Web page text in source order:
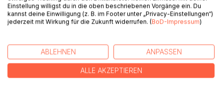
Flüchtlingszüge aus Ostpreußen.
Trotz ständigen Vorrückens der Roten Armee im Rahmen
der am 13. Januar 1945 begonnenen Winteroffensive
Fluchtvorbereitungen getroffen noch die Flucht selbst
angetreten werden. Eine vorsorgliche Evakuierung der
Bevölkerung gab es nicht, sodass die Menschen – mit den
schnell vorstoßenden russischen Einheiten im Nacken –
Einstellung willigst du in die oben beschriebenen Vorgänge ein. Du
kannst deine Einwilligung (z. B. im Footer unter „Privacy-Einstellungen“)
jederzeit mit Wirkung für die Zukunft widerrufen. (BoD-Impressum)
ABLEHNEN ANPASSEN
ALLE AKZEPTIEREN